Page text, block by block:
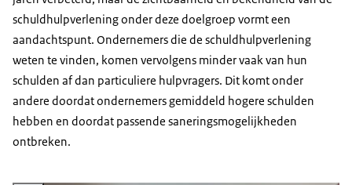
schuldhulpverlening onder deze doelgroep vormt een
aandachtspunt. Ondernemers die de schuldhulpverlening
weten te vinden, komen vervolgens minder vaak van hun
schulden af dan particuliere hulpvragers. Dit komt onder
andere doordat ondernemers gemiddeld hogere schulden
hebben en doordat passende saneringsmogelijkheden
ontbreken.
Vergroot afbeelding Lege portemonnee